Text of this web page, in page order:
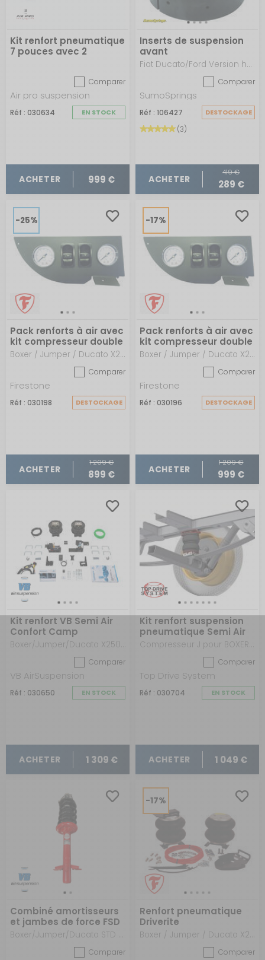
Kit renfort pneumatique
7 pouces avec 2
commande, double
manomètre + 2
interrupteurs à droite
Comparer
Air pro suspension
Réf : 030634 EN STOCK
ACHETER 999 €
Inserts de suspension
avant
Fiat Ducato/Ford Version haute (50mm)
Comparer
SumoSprings
Réf : 106427 DESTOCKAGE
(3)
ACHETER
419 €
289 €
-25%
Pack renforts à air avec
kit compresseur double
Boxer / Jumper / Ducato X250 - X290 - après 2006
Comparer
Firestone
Réf : 030198 DESTOCKAGE
ACHETER
1 209 €
899 €
-17%
Pack renforts à air avec
kit compresseur double
Boxer / Jumper / Ducato X230/X244 - de 1994 à 2005
Comparer
Firestone
Réf : 030196 DESTOCKAGE
ACHETER
1 209 €
999 €
Kit renfort VB Semi Air
Confort Camp
Comparer
VB AirSuspension
Réf : 030650 EN STOCK
ACHETER 1 309 €
Kit renfort suspension
pneumatique Semi Air
Standard 6''
Comparer
Top Drive System
Réf : 030704 EN STOCK
ACHETER 1 049 €
Combiné amortisseurs
et jambes de force FSD
Comparer
-17%
Renfort pneumatique
Driverite
Comparer